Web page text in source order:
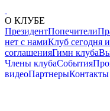
О КЛУБЕ
ПрезидентПопечители
нет с намиКлуб сегодня
соглашенияГимн клуба
Члены клубаСобытия
видеоПартнерыКонтакты